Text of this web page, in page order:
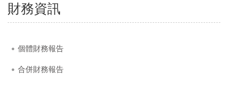
財務資訊
個體財務報告
合併財務報告